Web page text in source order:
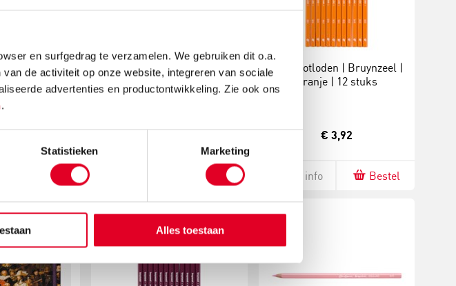
en surfgedrag te verzamelen. We gebruiken dit o.a.
de activiteit op onze website, integreren van sociale
advertenties en productontwikkeling. Zie ook ons
.
Statistieken Marketing
Alles toestaan
| Bruynzeel |
| 12 stuks
Bestel
Kleurpotloden | Bruynzeel |
Mosgroen | 12 stuks
Bestel
Kleurpotloden | Bruynzeel |
Oranje | 12 stuks
€ 3,92
Meer info Bestel